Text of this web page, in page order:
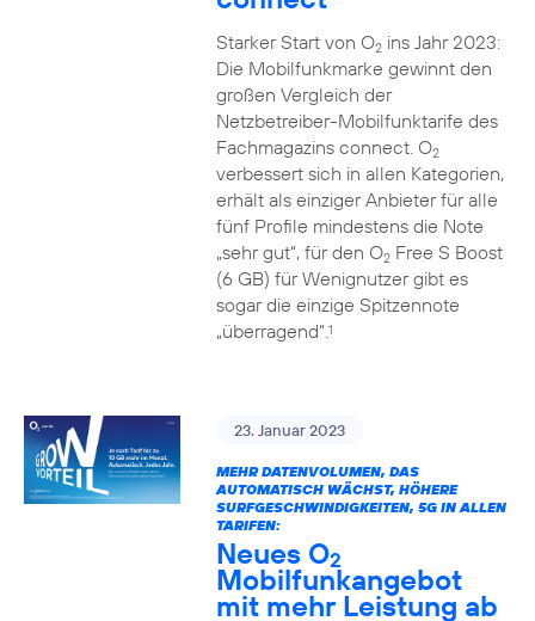
Starker Start von O2ins Jahr 2023:
Die Mobilfunkmarke gewinnt den
großen Vergleich der
Netzbetreiber-Mobilfunktarife des
Fachmagazins connect. O2
verbessert sich in allen Kategorien,
erhält als einziger Anbieter für alle
fünf Profile mindestens die Note
„sehr gut“, für den O2Free S Boost
(6 GB) für Wenignutzer gibt es
sogar die einzige Spitzennote
„überragend“.1
23. Januar 2023
MEHR DATENVOLUMEN, DAS
AUTOMATISCH WÄCHST, HÖHERE
SURFGESCHWINDIGKEITEN, 5G IN ALLEN
TARIFEN:
Neues O2
Mobilfunkangebot
mit mehr Leistung ab